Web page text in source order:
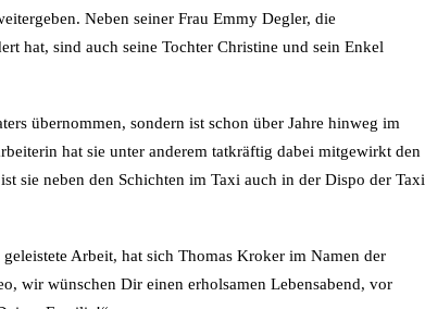
Neben seiner Frau Emmy Degler, die
hat, sind auch seine Tochter Christine und sein Enkel
übernommen, sondern ist schon über Jahre hinweg im
hat sie unter anderem tatkräftig dabei mitgewirkt den
sie neben den Schichten im Taxi auch in der Dispo der Taxi
Arbeit, hat sich Thomas Kroker im Namen der
wir wünschen Dir einen erholsamen Lebensabend, vor